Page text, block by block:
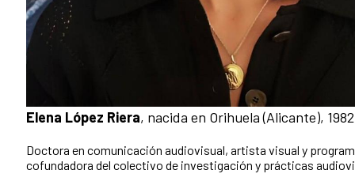
Elena López Riera, nacida en Orihuela (Alicante),
Doctora en comunicación audiovisual, artista visual y
cofundadora del colectivo de investigación y prácticas